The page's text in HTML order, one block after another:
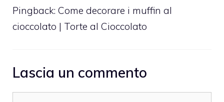
Pingback: Come decorare i muffin al
cioccolato | Torte al Cioccolato
Lascia un commento